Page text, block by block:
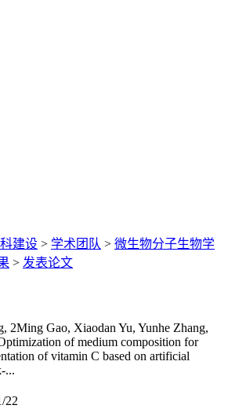
建设 > 学术团队 > 微生物分子生物学
> 发表论文
Gao, Xiaodan Yu, Yunhe Zhang,
of medium composition for
of vitamin C based on artificial
...
22